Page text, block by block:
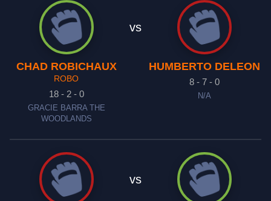
CHAD ROBICHAUX
ROBO
18 - 2 - 0
GRACIE BARRA THE
WOODLANDS
vs
HUMBERTO DELEON
8 - 7 - 0
N/A
vs